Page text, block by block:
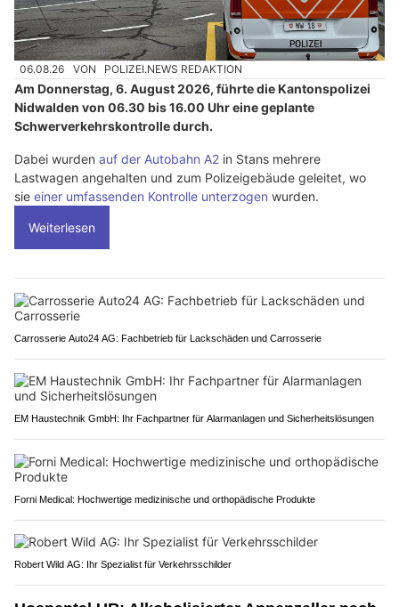
06.08.26 VON POLIZEI.NEWS REDAKTION
Am Donnerstag, 6. August 2026, führte die Kantonspolizei
Nidwalden von 06.30 bis 16.00 Uhr eine geplante
Schwerverkehrskontrolle durch.
Dabei wurden auf der Autobahn A2 in Stans mehrere
Lastwagen angehalten und zum Polizeigebäude geleitet, wo
sie einer umfassenden Kontrolle unterzogen wurden.
Weiterlesen
Carrosserie Auto24 AG: Fachbetrieb für Lackschäden und Carrosserie
EM Haustechnik GmbH: Ihr Fachpartner für Alarmanlagen und Sicherheitslösungen
Forni Medical: Hochwertige medizinische und orthopädische Produkte
Robert Wild AG: Ihr Spezialist für Verkehrsschilder